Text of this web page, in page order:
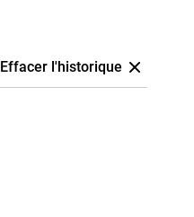
Effacer l'historique